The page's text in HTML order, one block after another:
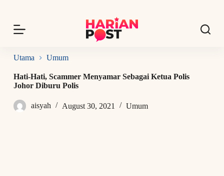
p
o
o
n
n
Utama Umum
Hati-Hati, Scammer Menyamar Sebagai Ketua Polis
Johor Diburu Polis
aisyah August 30, 2021 Umum